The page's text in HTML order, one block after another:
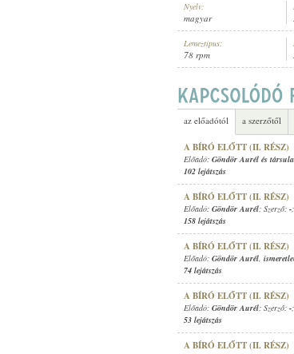
GÖNDÖR AURÉL
Nyelv:
magyar
Lemeztípus:
78 rpm
az előadótól a szerzőtől
A BÍRÓ ELŐTT (II. RÉSZ)
Előadó: Göndör Aurél és
102 lejátszás
A BÍRÓ ELŐTT (II. RÉSZ)
Előadó: Göndör Aurél; Szerző: -
158 lejátszás
A BÍRÓ ELŐTT (II. RÉSZ)
Előadó: Göndör Aurél,
74 lejátszás
A BÍRÓ ELŐTT (II. RÉSZ)
Előadó: Göndör Aurél; Szerző: -
53 lejátszás
A BÍRÓ ELŐTT (II. RÉSZ)